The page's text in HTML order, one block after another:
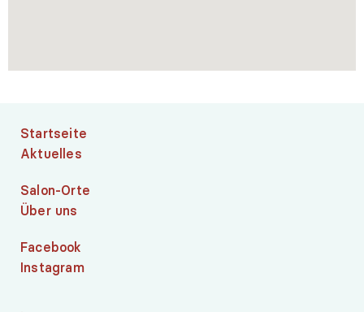
Startseite
Aktuelles
Salon-Orte
Über uns
Facebook
Instagram